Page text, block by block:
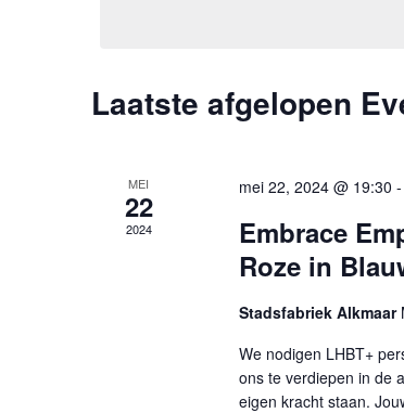
Laatste afgelopen
MEI
22
2024
mei 22, 2024 @ 19:30 -
Embrace
Roze in
Stadsfabriek Alkmaar
We nodigen LHBT+
ons te verdiepen in de
eigen kracht staan.